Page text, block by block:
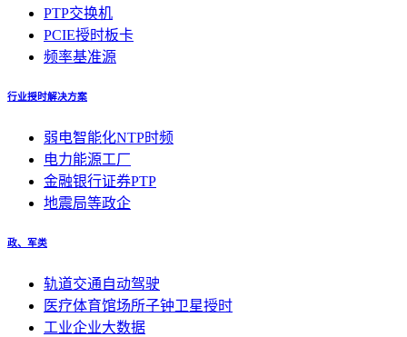
PTP交换机
PCIE授时板卡
频率基准源
行业授时解决方案
弱电智能化NTP时频
电力能源工厂
金融银行证券PTP
地震局等政企
政、军类
轨道交通自动驾驶
医疗体育馆场所子钟卫星授时
工业企业大数据